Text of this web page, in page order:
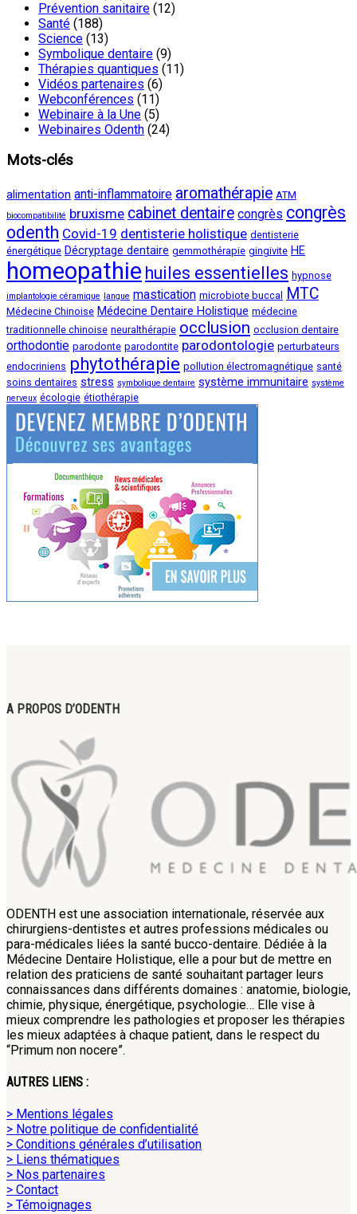
Prévention sanitaire (12)
Santé (188)
Science (13)
Symbolique dentaire (9)
Thérapies quantiques (11)
Vidéos partenaires (6)
Webconférences (11)
Webinaire à la Une (5)
Webinaires Odenth (24)
Mots-clés
alimentation anti-inflammatoire aromathérapie ATM
biocompatibilité bruxisme cabinet dentaire congrès congrès
odenth Covid-19 dentisterie holistique dentisterie
énergétique Décryptage dentaire gemmothérapie gingivite HE
homeopathie huiles essentielles hypnose
implantologie céramique langue mastication microbiote buccal MTC
Médecine Chinoise Médecine Dentaire Holistique médecine
traditionnelle chinoise neuralthérapie occlusion occlusion dentaire
orthodontie parodonte parodontite parodontologie perturbateurs
endocriniens phytothérapie pollution électromagnétique santé
soins dentaires stress symbolique dentaire système immunitaire système
nerveux écologie étiothérapie
A PROPOS D’ODENTH
ODENTH est une association internationale, réservée aux
chirurgiens-dentistes et autres professions médicales ou
para-médicales liées la santé bucco-dentaire. Dédiée à la
Médecine Dentaire Holistique, elle a pour but de mettre en
relation des praticiens de santé souhaitant partager leurs
connaissances dans différents domaines : anatomie, biologie,
chimie, physique, énergétique, psychologie… Elle vise à
mieux comprendre les pathologies et proposer les thérapies
les mieux adaptées à chaque patient, dans le respect du
“Primum non nocere”.
AUTRES LIENS :
> Mentions légales
> Notre politique de confidentialité
> Conditions générales d’utilisation
> Liens thématiques
> Nos partenaires
> Contact
> Témoignages